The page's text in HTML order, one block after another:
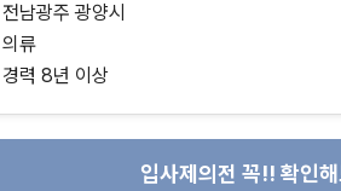
전남광주 광양시
의류
경력 8년 이상
입사제의전 꼭!! 확인